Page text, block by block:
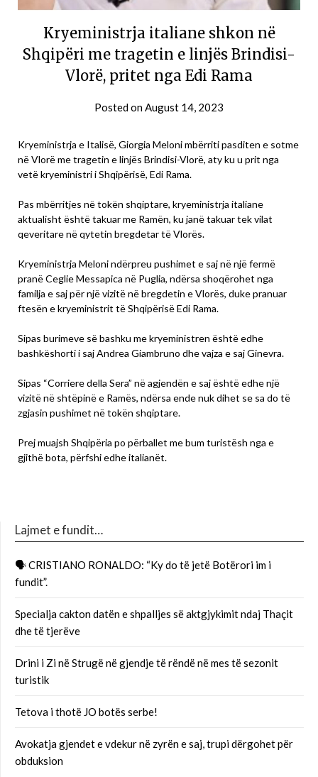
Kryeministrja italiane shkon në
Shqipëri me tragetin e linjës Brindisi-
Vlorë, pritet nga Edi Rama
Posted onAugust 14, 2023
Kryeministrja e Italisë, Giorgia Meloni mbërriti pasditen e sotme
në Vlorë me tragetin e linjës Brindisi-Vlorë, aty ku u prit nga
vetë kryeministri i Shqipërisë, Edi Rama.
Pas mbërritjes në tokën shqiptare, kryeministrja italiane
aktualisht është takuar me Ramën, ku janë takuar tek vilat
qeveritare në qytetin bregdetar të Vlorës.
Kryeministrja Meloni ndërpreu pushimet e saj në një fermë
pranë Ceglie Messapica në Puglia, ndërsa shoqërohet nga
familja e saj për një vizitë në bregdetin e Vlorës, duke pranuar
ftesën e kryeministrit të Shqipërisë Edi Rama.
Sipas burimeve së bashku me kryeministren është edhe
bashkëshorti i saj Andrea Giambruno dhe vajza e saj Ginevra.
Sipas “Corriere della Sera” në agjendën e saj është edhe një
vizitë në shtëpinë e Ramës, ndërsa ende nuk dihet se sa do të
zgjasin pushimet në tokën shqiptare.
Prej muajsh Shqipëria po përballet me bum turistësh nga e
gjithë bota, përfshi edhe italianët.
Lajmet e fundit…
🗣 CRISTIANO RONALDO: “Ky do të jetë Botërori im i
fundit”.
Specialja cakton datën e shpalljes së aktgjykimit ndaj Thaçit
dhe të tjerëve
Drini i Zi në Strugë në gjendje të rëndë në mes të sezonit
turistik
Tetova i thotë JO botës serbe!
Avokatja gjendet e vdekur në zyrën e saj, trupi dërgohet për
obduksion